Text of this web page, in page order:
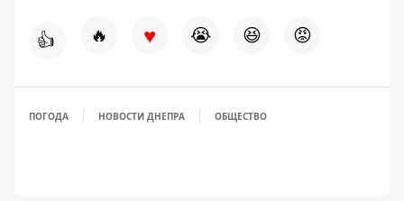
👍 🔥 ♥ 😭 😆 😡
ПОГОДА НОВОСТИ ДНЕПРА ОБЩЕСТВО